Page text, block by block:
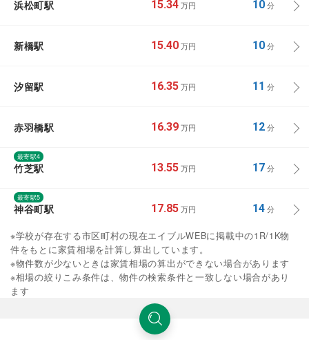
浜松町駅 15.34 万円 10分
新橋駅 15.40 万円 10分
汐留駅 16.35 万円 11 分
赤羽橋駅 16.39 万円 12分
最寄駅4
竹芝駅 13.55 万円 17分
最寄駅5
神谷町駅 17.85 万円 14分
※学校が存在する市区町村の現在エイブルWEBに掲載中の1R/1K物
件をもとに家賃相場を計算し算出しています。
※物件数が少ないときは家賃相場の算出ができない場合があります
※相場の絞りこみ条件は、物件の検索条件と一致しない場合があり
ます